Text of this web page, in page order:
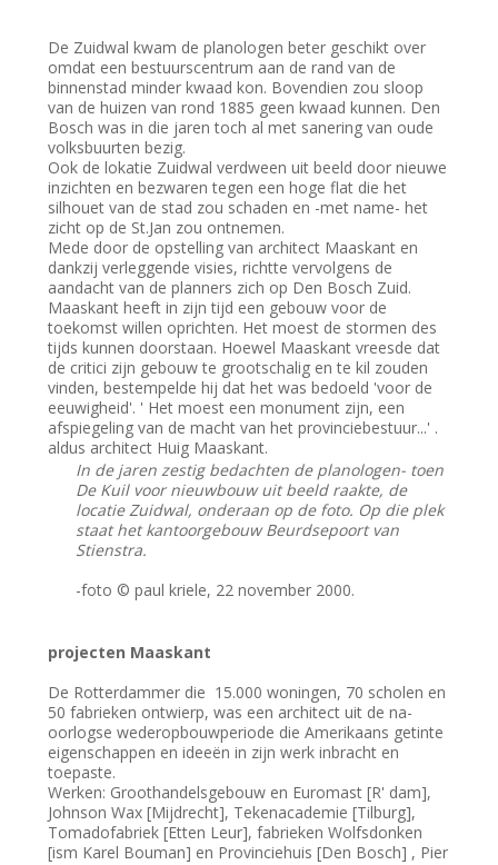
De Zuidwal kwam de planologen beter geschikt over
omdat een bestuurscentrum aan de rand van de
binnenstad minder kwaad kon. Bovendien zou sloop
van de huizen van rond 1885 geen kwaad kunnen. Den
Bosch was in die jaren toch al met sanering van oude
volksbuurten bezig.
Ook de lokatie Zuidwal verdween uit beeld door nieuwe
inzichten en bezwaren tegen een hoge flat die het
silhouet van de stad zou schaden en -met name- het
zicht op de St.Jan zou ontnemen.
Mede door de opstelling van architect Maaskant en
dankzij verleggende visies, richtte vervolgens de
aandacht van de planners zich op Den Bosch Zuid.
Maaskant heeft in zijn tijd een gebouw voor de
toekomst willen oprichten. Het moest de stormen des
tijds kunnen doorstaan. Hoewel Maaskant vreesde dat
de critici zijn gebouw te grootschalig en te kil zouden
vinden, bestempelde hij dat het was bedoeld 'voor de
eeuwigheid'. ' Het moest een monument zijn, een
afspiegeling van de macht van het provinciebestuur...' .
aldus architect Huig Maaskant.
In de jaren zestig bedachten de planologen- toen
De Kuil voor nieuwbouw uit beeld raakte, de
locatie Zuidwal, onderaan op de foto. Op die plek
staat het kantoorgebouw Beurdsepoort van
Stienstra.
-foto © paul kriele, 22 november 2000.
projecten Maaskant
De Rotterdammer die 15.000 woningen, 70 scholen en
50 fabrieken ontwierp, was een architect uit de na-
oorlogse wederopbouwperiode die Amerikaans getinte
eigenschappen en ideeën in zijn werk inbracht en
toepaste.
Werken: Groothandelsgebouw en Euromast [R' dam],
Johnson Wax [Mijdrecht], Tekenacademie [Tilburg],
Tomadofabriek [Etten Leur], fabrieken Wolfsdonken
[ism Karel Bouman] en Provinciehuis [Den Bosch] , Pier